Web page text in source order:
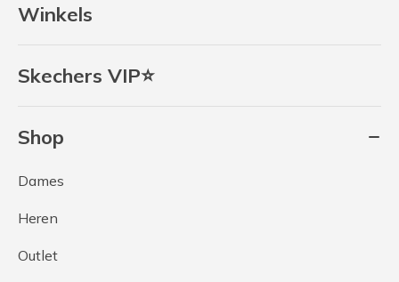
Winkels
Skechers VIP⭐
Shop
Dames
Heren
Outlet